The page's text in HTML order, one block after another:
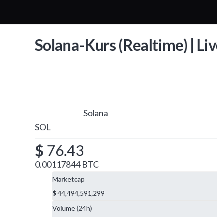
Solana-Kurs (Realtime) |
Solana
SOL
$ 76.43
0.00117844 BTC
Marketcap
$44,494,591,299
Volume (24h)